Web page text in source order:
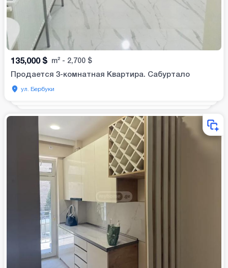
135,000 $ m² - 2,700 $
Продается 3-комнатная Квартира. Сабуртало
ул. Бербуки